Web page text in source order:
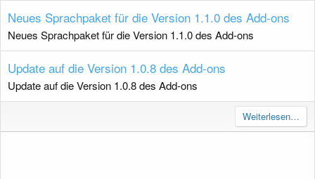
Neues Sprachpaket für die Version 1.1.0 des Add-ons
Neues Sprachpaket für die Version 1.1.0 des Add-ons
Update auf die Version 1.0.8 des Add-ons
Update auf die Version 1.0.8 des Add-ons
Weiterlesen…